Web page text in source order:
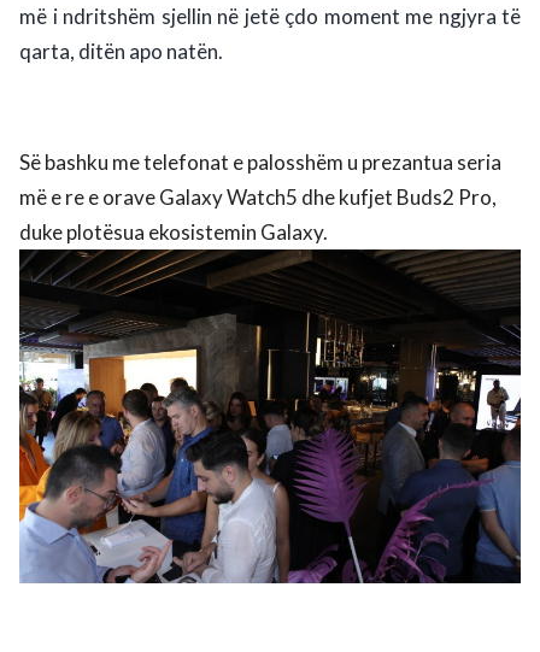
më i ndritshëm sjellin në jetë çdo moment me ngjyra të
qarta, ditën apo natën.
Së bashku me telefonat e palosshëm u prezantua seria
më e re e orave Galaxy Watch5 dhe kufjet Buds2 Pro,
duke plotësua ekosistemin Galaxy.